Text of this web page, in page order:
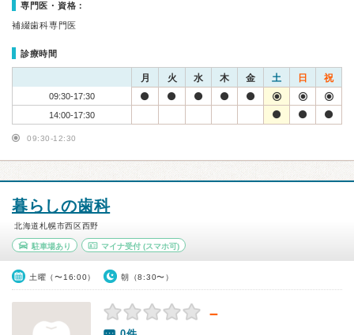
専門医・資格：
補綴歯科専門医
診療時間
月 火 水 木 金 土 日 祝
09:30-17:30
14:00-17:30
09:30-12:30
暮らしの歯科
北海道札幌市西区西野
駐車場あり マイナ受付(スマホ可)
土曜（〜16:00） 朝（8:30〜）
－